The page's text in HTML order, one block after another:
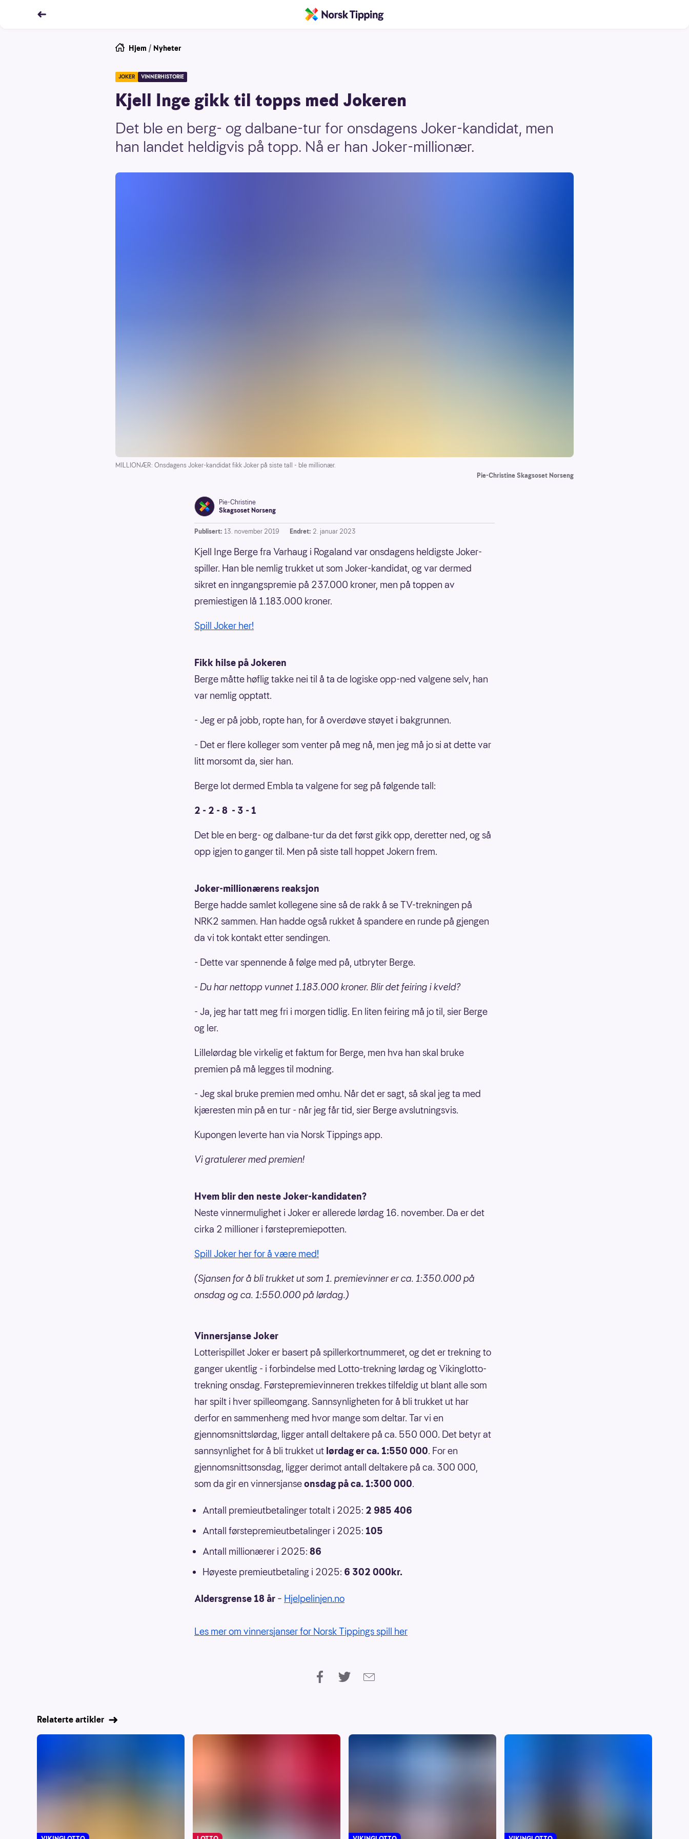
Hjem / Nyheter
JOKER VINNERHISTORIE
Kjell Inge gikk til topps med Jokeren
Det ble en berg- og dalbane-tur for onsdagens Joker-kandidat, men
han landet heldigvis på topp. Nå er han Joker-millionær.
MILLIONÆR: Onsdagens Joker-kandidat fikk Joker på siste tall - ble millionær.
Pie-Christine Skagsoset Norseng
Pie-Christine
Skagsoset Norseng
Publisert: 13. november 2019 Endret: 2. januar 2023
Kjell Inge Berge fra Varhaug i Rogaland var onsdagens heldigste Joker-
spiller. Han ble nemlig trukket ut som Joker-kandidat, og var dermed
sikret en inngangspremie på 237.000 kroner, men på toppen av
premiestigen lå 1.183.000 kroner.
Spill Joker her!
Fikk hilse på Jokeren
Berge måtte høflig takke nei til å ta de logiske opp-ned valgene selv, han
var nemlig opptatt.
- Jeg er på jobb, ropte han, for å overdøve støyet i bakgrunnen.
- Det er flere kolleger som venter på meg nå, men jeg må jo si at dette var
litt morsomt da, sier han.
Berge lot dermed Embla ta valgene for seg på følgende tall:
2 - 2 - 8 - 3 - 1
Det ble en berg- og dalbane-tur da det først gikk opp, deretter ned, og så
opp igjen to ganger til. Men på siste tall hoppet Jokern frem.
Joker-millionærens reaksjon
Berge hadde samlet kollegene sine så de rakk å se TV-trekningen på
NRK2 sammen. Han hadde også rukket å spandere en runde på gjengen
da vi tok kontakt etter sendingen.
- Dette var spennende å følge med på, utbryter Berge.
- Du har nettopp vunnet 1.183.000 kroner. Blir det feiring i kveld?
- Ja, jeg har tatt meg fri i morgen tidlig. En liten feiring må jo til, sier Berge
og ler.
Lillelørdag ble virkelig et faktum for Berge, men hva han skal bruke
premien på må legges til modning.
- Jeg skal bruke premien med omhu. Når det er sagt, så skal jeg ta med
kjæresten min på en tur - når jeg får tid, sier Berge avslutningsvis.
Kupongen leverte han via Norsk Tippings app.
Vi gratulerer med premien!
Hvem blir den neste Joker-kandidaten?
Neste vinnermulighet i Joker er allerede lørdag 16. november. Da er det
cirka 2 millioner i førstepremiepotten.
Spill Joker her for å være med!
(Sjansen for å bli trukket ut som 1. premievinner er ca. 1:350.000 på
onsdag og ca. 1:550.000 på lørdag.)
Vinnersjanse Joker
Lotterispillet Joker er basert på spillerkortnummeret, og det er trekning to
ganger ukentlig - i forbindelse med Lotto-trekning lørdag og Vikinglotto-
trekning onsdag. Førstepremievinneren trekkes tilfeldig ut blant alle som
har spilt i hver spilleomgang. Sannsynligheten for å bli trukket ut har
derfor en sammenheng med hvor mange som deltar. Tar vi en
gjennomsnittslørdag, ligger antall deltakere på ca. 550 000. Det betyr at
sannsynlighet for å bli trukket ut lørdag er ca. 1:550 000. For en
gjennomsnittsonsdag, ligger derimot antall deltakere på ca. 300 000,
som da gir en vinnersjanseonsdag på ca. 1:300 000.
Antall premieutbetalinger totalt i 2025: 2 985 406
Antall førstepremieutbetalinger i 2025: 105
Antall millionærer i 2025: 86
Høyeste premieutbetaling i 2025: 6 302 000kr.
Aldersgrense 18 år – Hjelpelinjen.no
Les mer om vinnersjanser for Norsk Tippings spill her
Relaterte artikler